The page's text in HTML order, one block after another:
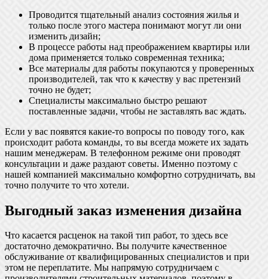
Проводится тщательный анализ состояния жилья и
только после этого мастера понимают могут ли они
изменить дизайн;
В процессе работы над преображением квартиры или
дома применяется только современная техника;
Все материалы для работы покупаются у проверенных
производителей, так что к качеству у вас претензий
точно не будет;
Специалисты максимально быстро решают
поставленные задачи, чтобы не заставлять вас ждать.
Если у вас появятся какие-то вопросы по поводу того, как
происходит работа команды, то вы всегда можете их задать
нашим менеджерам. В телефонном режиме они проводят
консультации и даже раздают советы. Именно поэтому с
нашей компанией максимально комфортно сотрудничать, вы
точно получите то что хотели.
Выгодный заказ изменения дизайна
Что касается расценок на такой тип работ, то здесь все
достаточно демократично. Вы получите качественное
обслуживание от квалифицированных специалистов и при
этом не переплатите. Мы напрямую сотрудничаем с